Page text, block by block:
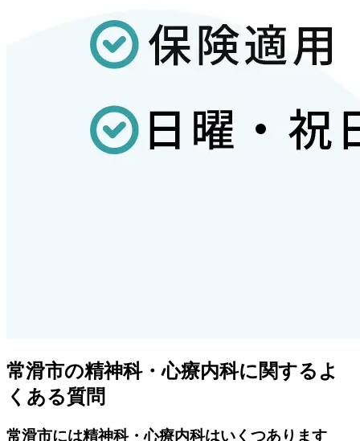
常滑市の精神科・心療内科に関するよ
くある質問
常滑市には精神科・心療内科はいくつあります